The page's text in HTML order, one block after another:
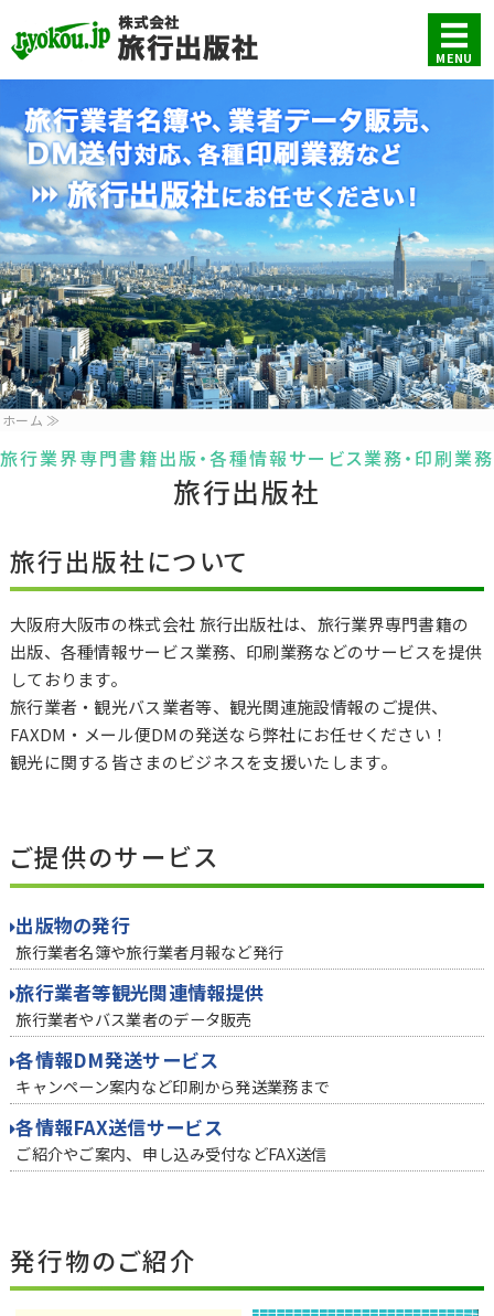
旅行業界専門書籍出版・
MENU
ホーム
サービス内容
料金案内
会社概要
お問い合わせ・お申し込み
ホーム ≫
旅行業界専門書籍出版・各種情報サービス業務・印刷業務
旅行出版社
旅行出版社について
大阪府大阪市の株式会社 旅行出版社は、旅行業界専門書籍の
出版、各種情報サービス業務、印刷業務などのサービスを提供
しております。
旅行業者・観光バス業者等、観光関連施設情報のご提供、
FAXDM・メール便DMの発送なら弊社にお任せください！
観光に関する皆さまのビジネスを支援いたします。
ご提供のサービス
出版物の発行
旅行業者名簿や旅行業者月報など発行
旅行業者等観光関連情報提供
旅行業者やバス業者のデータ販売
各情報DM発送サービス
キャンペーン案内など印刷から発送業務まで
各情報FAX送信サービス
ご紹介やご案内、申し込み受付などFAX送信
発行物のご紹介